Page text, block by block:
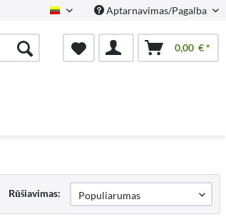
Lietuvių Aptarnavimas/Pagalba
0,00 € *
Rūšiavimas: